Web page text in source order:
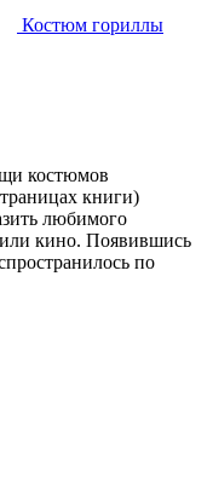
Костюм гориллы
костюмов
книги)
любимого
кино. Появившись
по